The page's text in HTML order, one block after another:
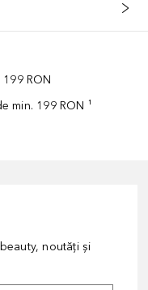
RON
min. 199 RON ¹
noutăți și